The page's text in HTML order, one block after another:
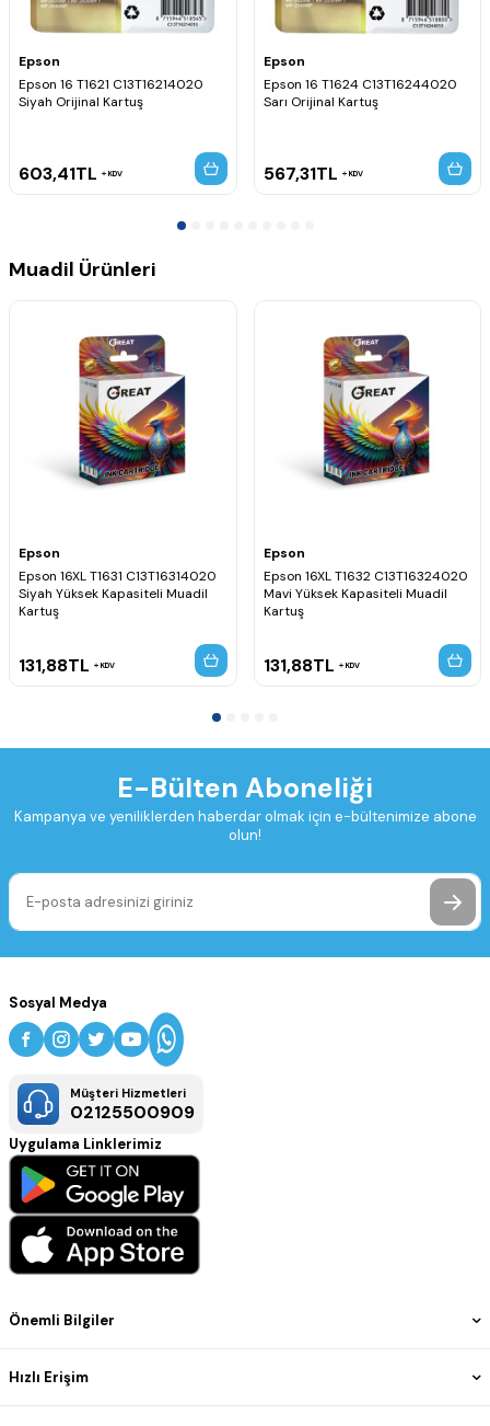
Epson
Epson 16 T1621 C13T16214020
Siyah Orijinal Kartuş
603,41TL KDV
Epson
Epson 16 T1624 C13T16244020
Sarı Orijinal Kartuş
567,31TL KDV
Muadil Ürünleri
Epson
Epson 16XL T1631 C13T16314020
Siyah Yüksek Kapasiteli Muadil
Kartuş
131,88TL KDV
Epson
Epson 16XL T1632 C13T16324020
Mavi Yüksek Kapasiteli Muadil
Kartuş
131,88TL KDV
E-Bülten Aboneliği
Kampanya ve yeniliklerden haberdar olmak için e-bültenimize abone
olun!
Önemli Bilgiler
Hızlı Erişim
Sosyal Medya
Müşteri Hizmetleri
02125500909
Uygulama Linklerimiz